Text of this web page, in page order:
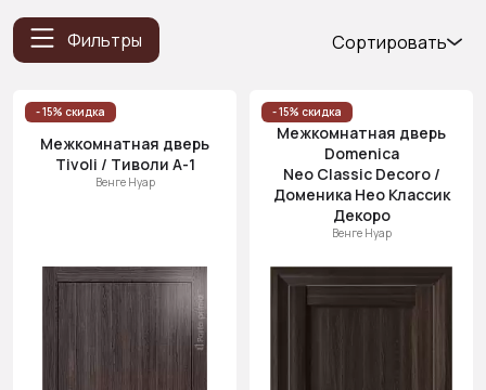
Фильтры
Сортировать
Цена
(возр.)
Цена (убыв.)
Cначала
новинки
скидки
- 15% скидка
Межкомнатная дверь
Tivoli / Тиволи А-1
Венге Нуар
- 15% скидка
Межкомнатная дверь
Domenica
Neo Classic Decoro /
Доменика Нео Классик
Декоро
Венге Нуар